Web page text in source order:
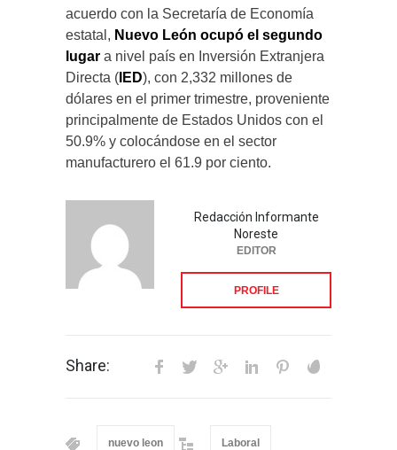
acuerdo con la Secretaría de Economía
estatal, Nuevo León ocupó el segundo
lugar a nivel país en Inversión Extranjera
Directa ( IED), con 2,332 millones de
dólares en el primer trimestre, proveniente
principalmente de Estados Unidos con el
50.9% y colocándose en el sector
manufacturero el 61.9 por ciento.
Redacción Informante
Noreste
EDITOR
PROFILE
Share:
nuevo leon Laboral